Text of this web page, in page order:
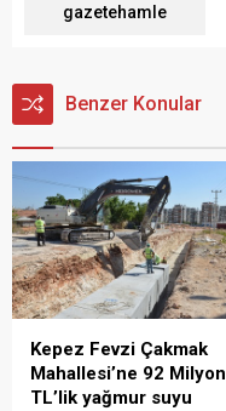
gazetehamle
Benzer Konular
Kepez Fevzi Çakmak
Mahallesi’ne 92 Milyon
TL’lik yağmur suyu